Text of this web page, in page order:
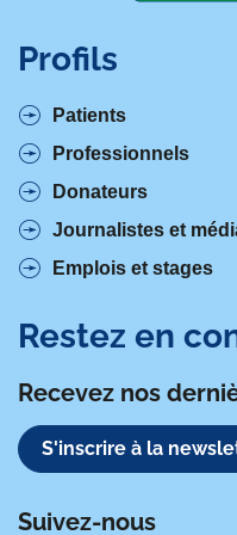
Profils
Patients
Professionnels
Donateurs
Journalistes et
Emplois et stages
Restez en
Recevez nos
S'inscrire à la
Suivez-nous